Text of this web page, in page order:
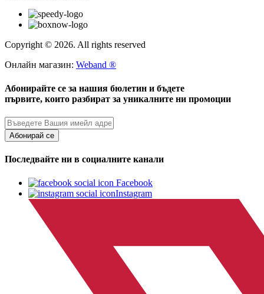
Copyright © 2026. All rights reserved
Онлайн магазин: Weband ®
Абонирайте се за нашия бюлетин и бъдете
първите, които разбират за уникалните ни промоции
Абонирай се
Последвайте ни в социалните канали
Facebook
Instagram